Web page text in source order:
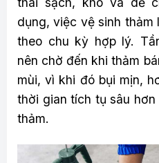
dụng, việc vệ sinh
theo chu kỳ hợp lý.
nên chờ đến khi thảm
mùi, vì khi đó bụi mịn,
thời gian tích tụ sâu
thảm.